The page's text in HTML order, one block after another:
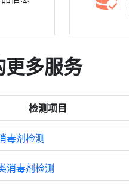
多服务
检测项目
毒剂检测
消毒剂检测